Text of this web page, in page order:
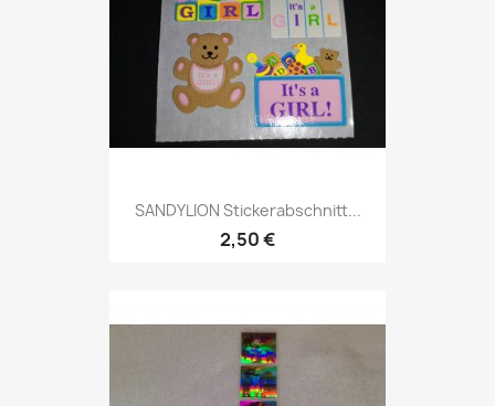
SANDYLION Stickerabschnitt...
2,50 €